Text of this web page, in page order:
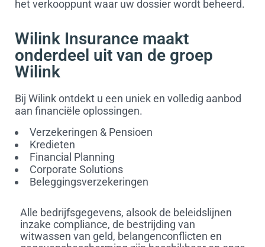
het verkooppunt waar uw dossier wordt beheerd.
Wilink Insurance maakt
onderdeel uit van de groep
Wilink
Bij Wilink ontdekt u een uniek en volledig aanbod
aan financiële oplossingen.
Verzekeringen & Pensioen
Kredieten
Financial Planning
Corporate Solutions
Beleggingsverzekeringen
Alle bedrijfsgegevens, alsook de beleidslijnen
inzake compliance, de bestrijding van
witwassen van geld, belangenconflicten en